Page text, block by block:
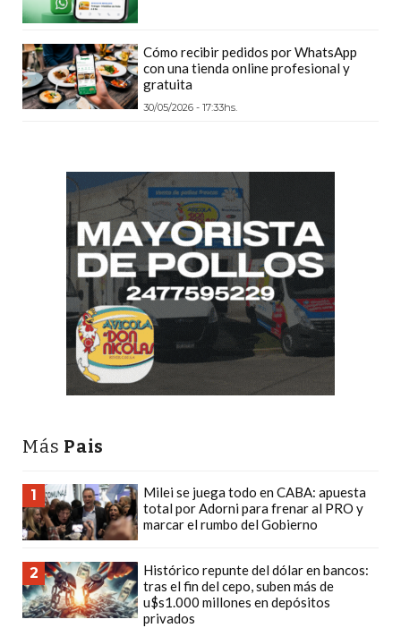
ONLINE
PEDIDOS
POR
WHATSAPP
GRATIS
ARGENTINA:
CHANGUITO.COM.AR
OTRAS
PLATAFORMAS
RECIBIR
DE
COMIDA
WHATSAPP:
LA
GUÍA
Cómo recibir pedidos por WhatsApp
con una tienda online profesional y
gratuita
30/05/2026 - 17:33hs.
Más Pais
1
Milei se juega todo en CABA: apuesta
total por Adorni para frenar al PRO y
marcar el rumbo del Gobierno
2
Histórico repunte del dólar en bancos:
tras el fin del cepo, suben más de
u$s1.000 millones en depósitos
privados